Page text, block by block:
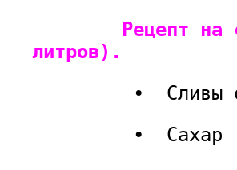
Рецепт на
литров).
• Сливы
• Сахар (2.8